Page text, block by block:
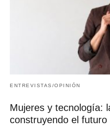
ENTREVISTAS/OPINIÓN
Mujeres y tecnología:
construyendo el futuro